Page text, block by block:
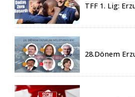
TFF 1. Lig:
28.Dönem